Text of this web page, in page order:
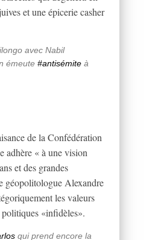
et une épicerie casher
avec Nabil
émeute #antisémite à
de la Confédération
adhère « à une vision
et des grandes
géopolitologue Alexandre
les valeurs
politiques «infidèles».
qui prend encore la